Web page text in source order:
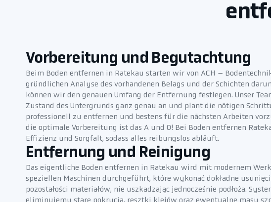
Vorbereitung und Begutachtung
Beim Boden entfernen in Ratekau starten wir von ACH –
gründlichen Analyse des vorhandenen Belags und der Schichten
können wir den genauen Umfang der Entfernung festlegen. Unser
Zustand des Untergrunds ganz genau an und plant die nötigen
professionell zu entfernen und bestens für die nächsten Arbeiten
die optimale Vorbereitung ist das A und O! Bei Boden entfernen
Effizienz und Sorgfalt, sodass alles reibungslos abläuft.
Entfernung und Reinigung
Das eigentliche Boden entfernen in Ratekau wird mit modernem
speziellen Maschinen durchgeführt, które wykonać dokładne
pozostałości materiałów, nie uszkadzając jednocześnie podłoża.
eliminujemy stare pokrycia, resztki klejów oraz ewentualne masy